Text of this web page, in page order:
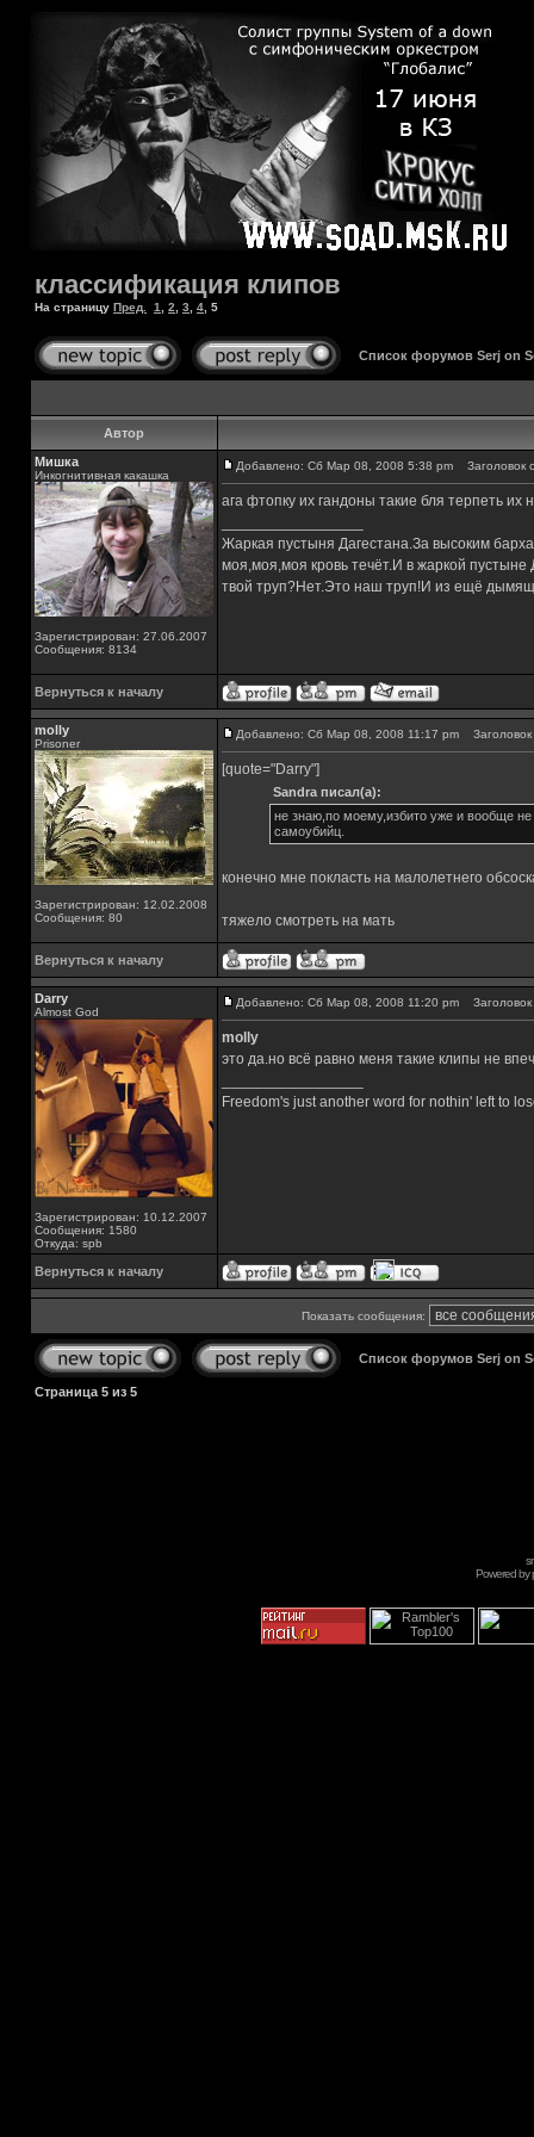
классификация клипов
На страницу Пред. 1 2 3 4 5
Список форумов Serj on
Автор
Мишка
Инкогнитивная какашка
Зарегистрирован: 27.06.2007
Сообщения: 8134
Добавлено: Сб Мар 08, 2008 5:38 pm Заголовок
ага фтопку их гандоны такие бля терпеть их
Жаркая пустыня Дагестана.За высоким
моя,моя,моя кровь течёт.И в жаркой
твой труп?Нет.Это наш труп!И из ещё
Вернуться к началу
molly
Prisoner
Зарегистрирован: 12.02.2008
Сообщения: 80
Добавлено: Сб Мар 08, 2008 11:17 pm
[quote="Darry"]
Sandra писал(а):
не знаю,по моему,избито уже и вообще не
самоубийц.
конечно мне покласть на малолетнего
тяжело смотреть на мать
Вернуться к началу
Darry
Almost God
Зарегистрирован: 10.12.2007
Сообщения: 1580
Откуда: spb
Добавлено: Сб Мар 08, 2008 11:20 pm
molly
это да.но всё равно меня такие клипы не
Freedom's just another word for nothin' left to
Вернуться к началу
Показать сообщения:
Список форумов Serj on
Страница 5 из 5
Powered by